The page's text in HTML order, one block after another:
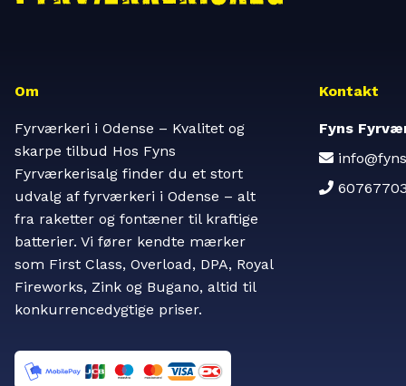
Om
Fyrværkeri i Odense – Kvalitet og
skarpe tilbud Hos Fyns
Fyrværkerisalg finder du et stort
udvalg af fyrværkeri i Odense – alt
fra raketter og fontæner til kraftige
batterier. Vi fører kendte mærker
som First Class, Overload, DPA, Royal
Fireworks, Zink og Bugano, altid til
konkurrencedygtige priser.
Kontakt
Fyns
60767703